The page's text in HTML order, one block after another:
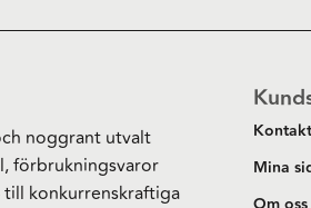
noggrant utvalt
förbrukningsvaror
konkurrenskraftiga
Kontakt
Mina